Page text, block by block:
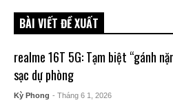
BÀI VIẾT ĐỀ XUẤT
realme 16T 5G: Tạm biệt “gánh
sạc dự phòng
Kỳ Phong - Tháng 6 1, 2026